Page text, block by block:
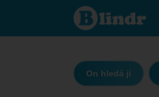
Druhamoznost
- On hledá ji
Jihomoravský
On hledá ji